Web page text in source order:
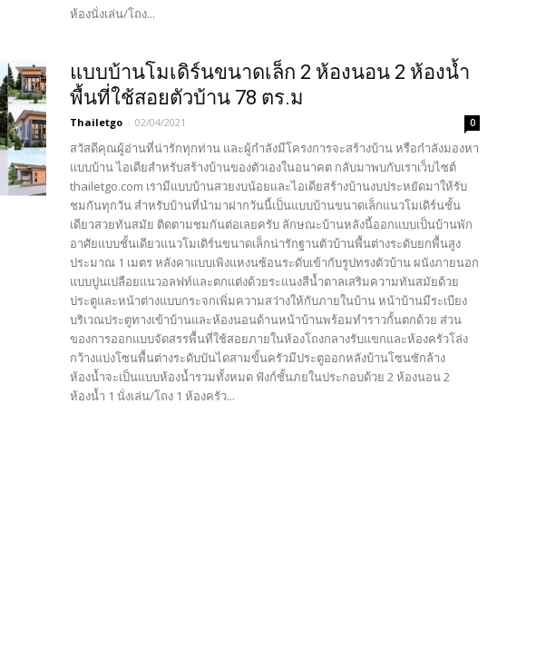
ห้องนั่งเล่น/โถง...
แบบบ้านโมเดิร์นขนาดเล็ก 2 ห้องนอน 2 ห้องน้ำ
พื้นที่ใช้สอยตัวบ้าน 78 ตร.ม
Thailetgo - 02/04/2021 0
สวัสดีคุณผู้อ่านที่น่ารักทุกท่าน และผู้กำลังมีโครงการจะสร้างบ้าน หรือกำลังมองหา
แบบบ้าน ไอเดียสำหรับสร้างบ้านของตัวเองในอนาคต กลับมาพบกับเราเว็บไซต์
thailetgo.com เรามีแบบบ้านสวยงบน้อยและไอเดียสร้างบ้านงบประหยัดมาให้รับ
ชมกันทุกวัน สำหรับบ้านที่นำมาฝากวันนี้เป็นแบบบ้านขนาดเล็กแนวโมเดิร์นชั้น
เดียวสวยทันสมัย ติดตามชมกันต่อเลยครับ ลักษณะบ้านหลังนี้ออกแบบเป็นบ้านพัก
อาศัยแบบชั้นเดียวแนวโมเดิร์นขนาดเล็กน่ารักฐานตัวบ้านพื้นต่างระดับยกพื้นสูง
ประมาณ 1 เมตร หลังคาแบบเพิงแหงนซ้อนระดับเข้ากับรูปทรงตัวบ้าน ผนังภายนอก
แบบปูนเปลือยแนวอลฟท์และตกแต่งด้วยระแนงสีน้ำตาลเสริมความทันสมัยด้วย
ประตูและหน้าต่างแบบกระจกเพิ่มความสว่างให้กับภายในบ้าน หน้าบ้านมีระเบียง
บริเวณประตูทางเข้าบ้านและห้องนอนด้านหน้าบ้านพร้อมทำราวกั้นตกด้วย ส่วน
ของการออกแบบจัดสรรพื้นที่ใช้สอยภายในห้องโถงกลางรับแขกและห้องครัวโล่ง
กว้างแบ่งโซนพื้นต่างระดับบันไดสามขั้นครัวมีประตูออกหลังบ้านโซนซักล้าง
ห้องน้ำจะเป็นแบบห้องน้ำรวมทั้งหมด ฟังก์ชั้นภยในประกอบด้วย 2 ห้องนอน 2
ห้องน้ำ 1 นั่งเล่น/โถง 1 ห้องครัว...